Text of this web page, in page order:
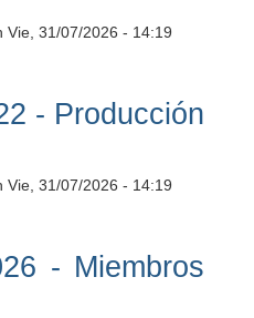
Vie, 31/07/2026 - 14:19
- Producción
Vie, 31/07/2026 - 14:19
- Miembros